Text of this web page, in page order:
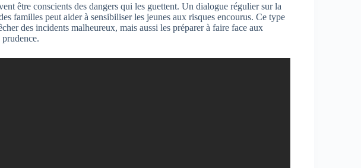
être conscients des dangers qui les guettent. Un dialogue régulier sur la
familles peut aider à sensibiliser les jeunes aux risques encourus. Ce type
des incidents malheureux, mais aussi les préparer à faire face aux